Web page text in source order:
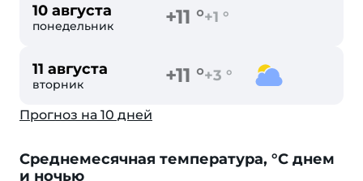
10 августа
понедельник +11 °+1 °
11 августа
вторник +11 °+3 °
Прогноз на 10 дней
Cреднемесячная температура, °C днем
и ночью